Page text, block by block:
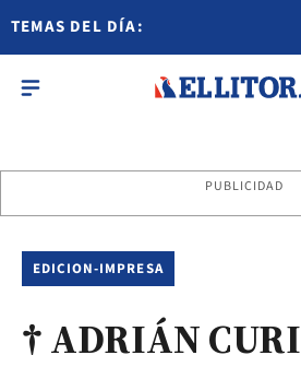
TEMAS DEL DÍA:
PUBLICIDAD
EDICION-IMPRESA
† ADRIÁN CURI